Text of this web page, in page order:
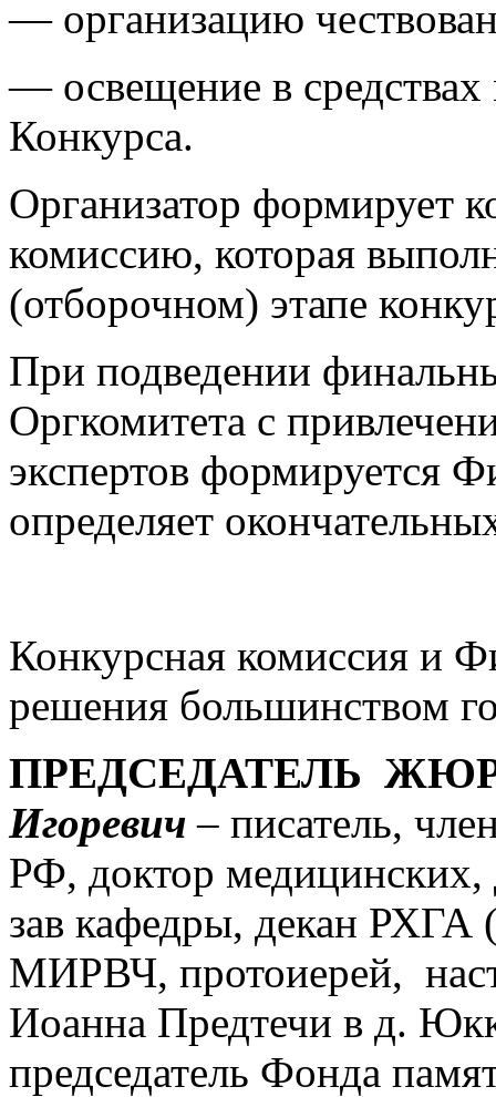
— организацию
— освещение в
Конкурса.
Организатор формирует
комиссию, которая
(отборочном) этапе
При подведении
Оргкомитета с
экспертов формируется
определяет
Конкурсная комиссия и
решения большинством
ПРЕДСЕДАТЕЛЬ
Игоревич – писатель,
РФ, доктор медицинских,
зав кафедры, декан РХГА
МИРВЧ, протоиерей,
Иоанна Предтечи в д.
председатель Фонда